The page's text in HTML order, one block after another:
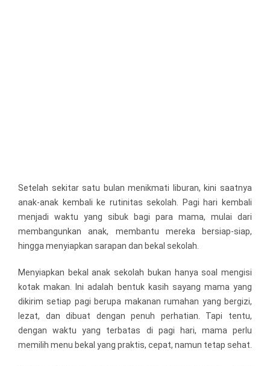
Setelah sekitar satu bulan menikmati liburan, kini saatnya
anak-anak kembali ke rutinitas sekolah. Pagi hari kembali
menjadi waktu yang sibuk bagi para mama, mulai dari
membangunkan anak, membantu mereka bersiap-siap,
hingga menyiapkan sarapan dan bekal sekolah.
Menyiapkan bekal anak sekolah bukan hanya soal mengisi
kotak makan. Ini adalah bentuk kasih sayang mama yang
dikirim setiap pagi berupa makanan rumahan yang bergizi,
lezat, dan dibuat dengan penuh perhatian. Tapi tentu,
dengan waktu yang terbatas di pagi hari, mama perlu
memilih menu bekal yang praktis, cepat, namun tetap sehat.